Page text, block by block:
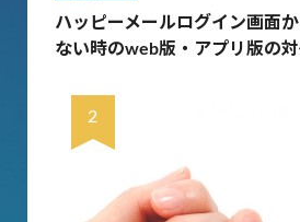
ハッピーメールログイン画面
ない時のweb版・アプリ版の